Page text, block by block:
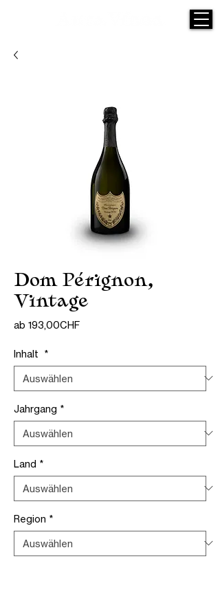
Dom Pérignon,
Vintage
ab 193,00CHFSale-
Inhalt *
Jahrgang *
Land *
Region *